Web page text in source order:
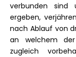
verbunden sind
ergeben,
nach Ablauf von
an welchem
zugleich